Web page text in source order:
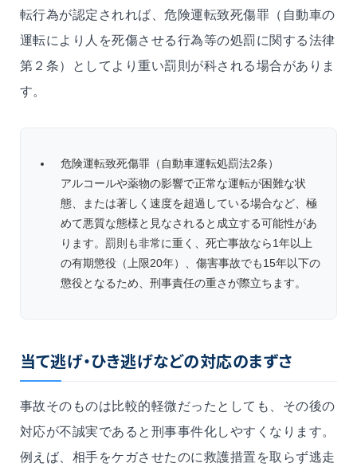
転行為が認定されれば、危険運転致死傷罪（自動車の
運転により人を死傷させる行為等の処罰に関する法律
第２条）としてより重い罰則が科される場合がありま
す。
危険運転致死傷罪（自動車運転処罰法2条）
アルコールや薬物の影響で正常な運転が困難な状
態、または著しく速度を超過している場合など、極
めて悪質な態様と見なされると成立する可能性があ
ります。罰則も非常に重く、死亡事故なら1年以上
の有期懲役（上限20年）、傷害事故でも15年以下の
懲役となるため、刑事責任の重さが際立ちます。
当て逃げ・ひき逃げなどの対応のまずさ
事故そのものは比較的軽微だったとしても、その後の
対応が不誠実であると刑事事件化しやすくなります。
例えば、相手をケガさせたのに救護措置を取らず逃走